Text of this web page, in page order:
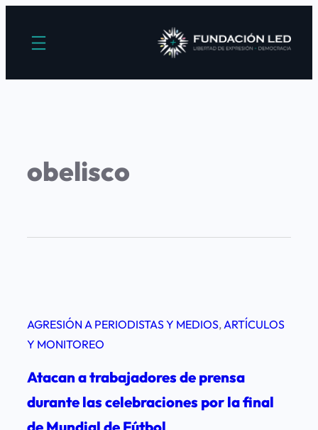
obelisco
AGRESIÓN A PERIODISTAS Y MEDIOS, ARTÍCULOS
Y MONITOREO
Atacan a trabajadores de prensa
durante las celebraciones por la final